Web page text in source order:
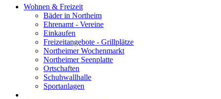
Wohnen & Freizeit
Bäder in Northeim
Ehrenamt - Vereine
Einkaufen
Freizeitangebote - Grillplätze
Northeimer Wochenmarkt
Northeimer Seenplatte
Ortschaften
Schuhwallhalle
Sportanlagen